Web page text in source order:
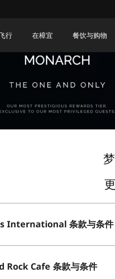
行 在樟宜 餐饮与购物
International 条款与条件
Rock Cafe 条款与条件